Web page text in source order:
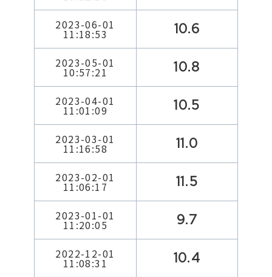
2023-06-01
11:18:53 10.6
2023-05-01
10:57:21 10.8
2023-04-01
11:01:09 10.5
2023-03-01
11:16:58 11.0
2023-02-01
11:06:17 11.5
2023-01-01
11:20:05 9.7
2022-12-01
11:08:31 10.4